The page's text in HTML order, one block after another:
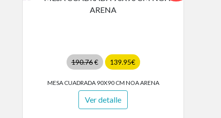
190.76€ 139.95€
MESA CUADRADA 90X90 CM NOA ARENA
Ver detalle